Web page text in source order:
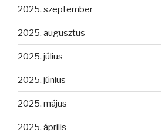
2025. szeptember
2025. augusztus
2025. július
2025. június
2025. május
2025. április